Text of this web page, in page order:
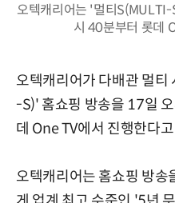
오텍캐리어는 '멀티
시 40분부터 롯데
오텍캐리어가 다배관 멀
-S)' 홈쇼핑 방송을 17일
데 One TV에서 진행한다
오텍캐리어는 홈쇼핑 방송